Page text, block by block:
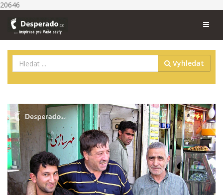
20646
Vyhledat